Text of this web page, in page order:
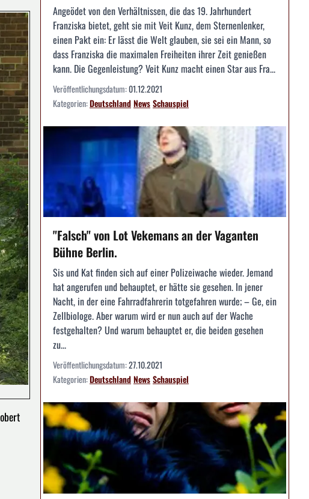
Angeödet von den Verhältnissen, die das 19. Jahrhundert
Franziska bietet, geht sie mit Veit Kunz, dem Sternenlenker,
einen Pakt ein: Er lässt die Welt glauben, sie sei ein Mann, so
dass Franziska die maximalen Freiheiten ihrer Zeit genießen
kann. Die Gegenleistung? Veit Kunz macht einen Star aus Fra...
Veröffentlichungsdatum:01.12.2021
Kategorien:DeutschlandNewsSchauspiel
"Falsch" von Lot Vekemans an der Vaganten
Bühne Berlin.
Sis und Kat finden sich auf einer Polizeiwache wieder. Jemand
hat angerufen und behauptet, er hätte sie gesehen. In jener
Nacht, in der eine Fahrradfahrerin totgefahren wurde; – Ge, ein
Zellbiologe. Aber warum wird er nun auch auf der Wache
festgehalten? Und warum behauptet er, die beiden gesehen
zu...
Veröffentlichungsdatum:27.10.2021
Kategorien:DeutschlandNewsSchauspiel